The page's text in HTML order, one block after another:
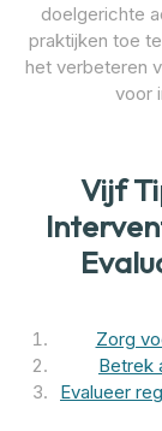
doelgerichte
praktijken toe
het verbeteren
voor
Vijf
Zorg
Betrek
Evalueer